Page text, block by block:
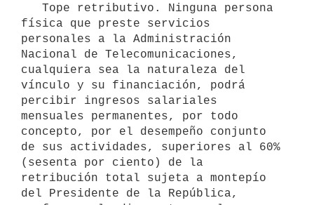
física que preste servicios
personales a la Administración
Nacional de Telecomunicaciones,
cualquiera sea la naturaleza del
vínculo y su financiación, podrá
percibir ingresos salariales
mensuales permanentes, por todo
concepto, por el desempeño conjunto
de sus actividades, superiores al 60%
(sesenta por ciento) de la
retribución total sujeta a montepío
del Presidente de la República,